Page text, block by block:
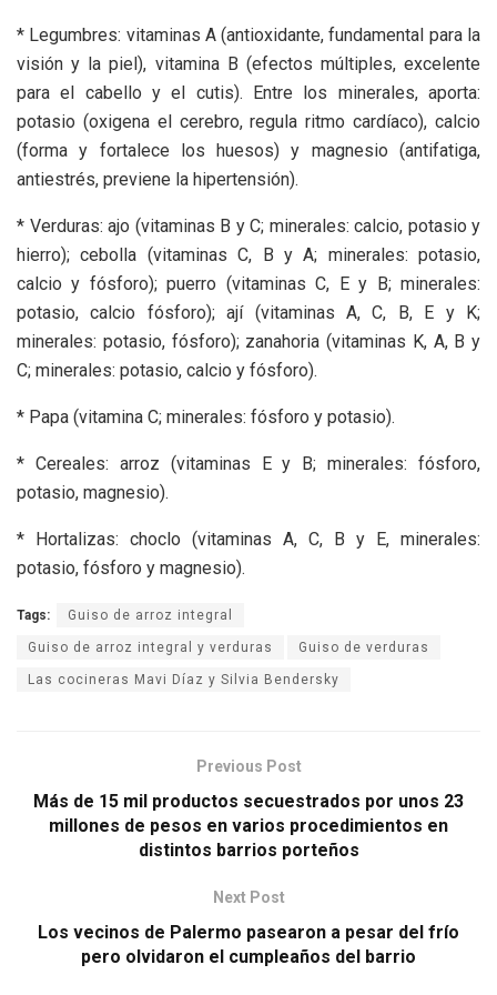
* Legumbres: vitaminas A (antioxidante, fundamental para la
visión y la piel), vitamina B (efectos múltiples, excelente
para el cabello y el cutis). Entre los minerales, aporta:
potasio (oxigena el cerebro, regula ritmo cardíaco), calcio
(forma y fortalece los huesos) y magnesio (antifatiga,
antiestrés, previene la hipertensión).
* Verduras: ajo (vitaminas B y C; minerales: calcio, potasio y
hierro); cebolla (vitaminas C, B y A; minerales: potasio,
calcio y fósforo); puerro (vitaminas C, E y B; minerales:
potasio, calcio fósforo); ají (vitaminas A, C, B, E y K;
minerales: potasio, fósforo); zanahoria (vitaminas K, A, B y
C; minerales: potasio, calcio y fósforo).
* Papa (vitamina C; minerales: fósforo y potasio).
* Cereales: arroz (vitaminas E y B; minerales: fósforo,
potasio, magnesio).
* Hortalizas: choclo (vitaminas A, C, B y E, minerales:
potasio, fósforo y magnesio).
Tags: Guiso de arroz integral
Guiso de arroz integral y verduras Guiso de verduras
Las cocineras Mavi Díaz y Silvia Bendersky
Previous Post
Más de 15 mil productos secuestrados por unos 23
millones de pesos en varios procedimientos en
distintos barrios porteños
Next Post
Los vecinos de Palermo pasearon a pesar del frío
pero olvidaron el cumpleaños del barrio